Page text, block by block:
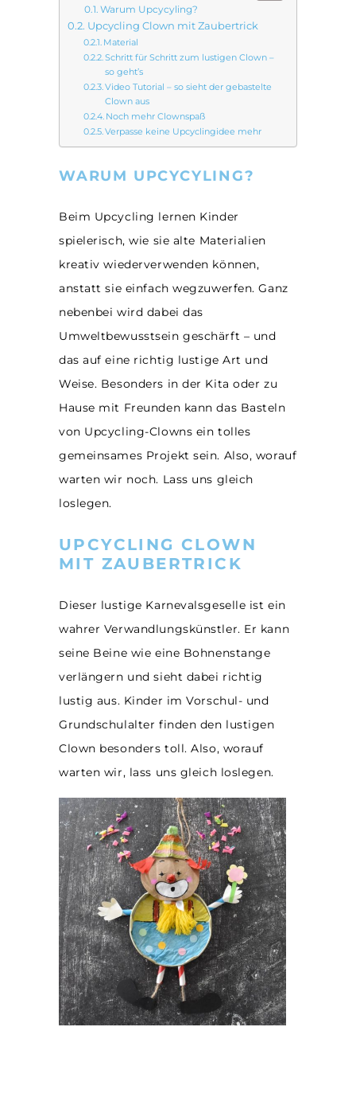
Warum Upcycyling?
Upcycling Clown mit Zaubertrick
Material
Schritt für Schritt zum lustigen Clown –
so geht’s
Video Tutorial – so sieht der gebastelte
Clown aus
Noch mehr Clownspaß
Verpasse keine Upcyclingidee mehr
WARUM UPCYCYLING?
Beim Upcycling lernen Kinder
spielerisch, wie sie alte Materialien
kreativ wiederverwenden können,
anstatt sie einfach wegzuwerfen. Ganz
nebenbei wird dabei das
Umweltbewusstsein geschärft – und
das auf eine richtig lustige Art und
Weise. Besonders in der Kita oder zu
Hause mit Freunden kann das Basteln
von Upcycling-Clowns ein tolles
gemeinsames Projekt sein. Also, worauf
warten wir noch. Lass uns gleich
loslegen.
UPCYCLING CLOWN
MIT ZAUBERTRICK
Dieser lustige Karnevalsgeselle ist ein
wahrer Verwandlungskünstler. Er kann
seine Beine wie eine Bohnenstange
verlängern und sieht dabei richtig
lustig aus. Kinder im Vorschul- und
Grundschulalter finden den lustigen
Clown besonders toll. Also, worauf
warten wir, lass uns gleich loslegen.